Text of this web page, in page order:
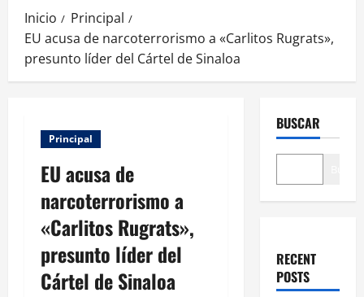
Inicio
Principal
EU acusa de narcoterrorismo a «Carlitos Rugrats»,
presunto líder del Cártel de Sinaloa
Principal
EU acusa de
narcoterrorismo a
«Carlitos Rugrats»,
presunto líder del
Cártel de Sinaloa
BUSCAR
RECENT
POSTS